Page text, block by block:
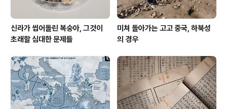
신라가 씹어돌린 복숭아, 그것이
초래할 심대한 문제들
미쳐 돌아가는 고고 중국, 하북성
의 경우